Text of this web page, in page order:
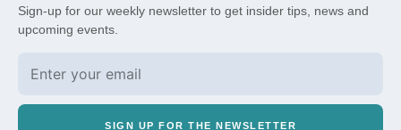
Sign-up for our weekly newsletter to get insider tips, news and
upcoming events.
SIGN UP FOR THE NEWSLETTER